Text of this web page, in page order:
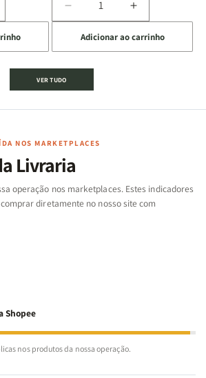
Diminuir
a
quantidade
de
Jogo
|
de
Aumentar
a
quantidade
de
|
Adicionar ao carrinho
VER TUDO
NOS MARKETPLACES
Livraria
operação nos marketplaces. Estes indicadores
diretamente no nosso site com
Shopee
nos produtos da nossa operação.